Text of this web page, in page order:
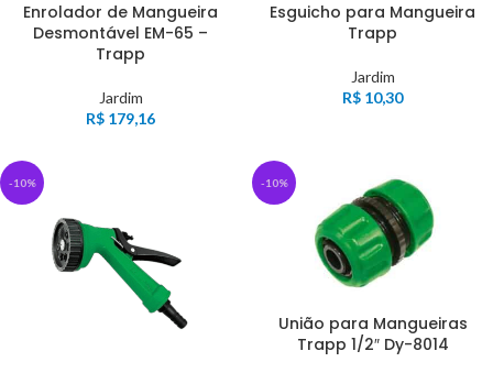
Enrolador de Mangueira
Desmontável EM-65 –
Trapp
Jardim
R$ 179,16
Esguicho para Mangueira
Trapp
Jardim
R$ 10,30
-10% -10%
União para Mangueiras
Trapp 1/2″ Dy-8014